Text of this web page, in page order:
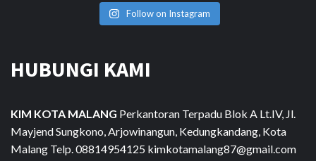
Follow on Instagram
HUBUNGI KAMI
KIM KOTA MALANG Perkantoran Terpadu Blok A Lt.IV, Jl.
Mayjend Sungkono, Arjowinangun, Kedungkandang, Kota
Malang Telp. 08814954125 kimkotamalang87@gmail.com